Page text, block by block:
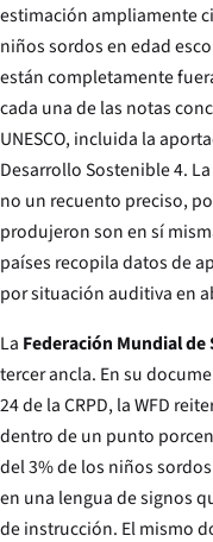
estimación ampliamente
niños sordos en edad
están completamente
cada una de las notas
UNESCO, incluida la
Desarrollo Sostenible 4.
no un recuento preciso,
produjeron son en sí
países recopila datos de
por situación auditiva en
La Federación Mundial de
tercer ancla. En su
24 de la CRPD, la WFD
dentro de un punto
del 3% de los niños
en una lengua de signos
de instrucción. El mismo